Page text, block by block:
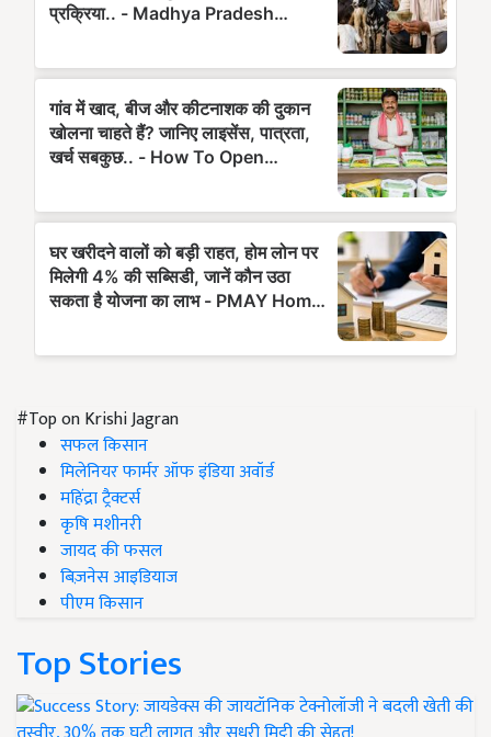
#Top on Krishi Jagran
सफल किसान
मिलेनियर फार्मर ऑफ इंडिया अवॉर्ड
महिंद्रा ट्रैक्टर्स
कृषि मशीनरी
जायद की फसल
बिज़नेस आइडियाज
पीएम किसान
Top Stories